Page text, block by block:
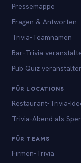
Pressemappe
Fragen & Antworten
Trivia-Teamnamen
Bar-Trivia
Pub Quiz
FÜR LOCATIONS
Restaurant-Trivia-
Trivia-Abend als
FÜR TEAMS
Firmen-Trivia